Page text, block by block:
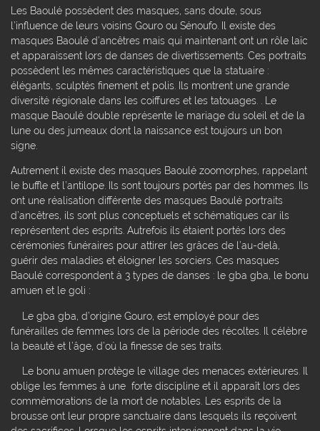
Les Baoulé possèdent des masques, sans doute, sous
l’influence de leurs voisins Gouro ou Sénoufo. Il existe des
masques Baoulé d’ancêtres mais qui maintenant ont un rôle laïc
et apparaissent lors de danses de divertissements. Ces portraits
possèdent les mêmes caractéristiques que la statuaire :
élégants, sculptés finement et polis. Ils montrent une grande
diversité régionale dans les coiffures et les tatouages. . Le
masque Baoulé double représente le mariage du soleil et de la
lune ou des jumeaux dont la naissance est toujours un bon
signe.
Autrement il existe des masques Baoulé zoomorphes, rappelant
le buffle et l’antilope. Ils sont toujours portés par des hommes. Ils
ont une réalisation différente des masques Baoulé portraits
d’ancêtres, ils sont plus conceptuels et schématiques car ils
représentent des esprits. Autrefois ils étaient portés lors des
cérémonies funéraires pour attirer les grâces de l’au-delà,
guérir des maladies et éloigner les sorciers. Ces masques
Baoulé correspondent à 3 types de danses : le gba gba, le bonu
amuen et le goli :
Le gba gba, d’origine Gouro, est employé pour des
funérailles de femmes lors de la période des récoltes. Il célèbre
la beauté et l’âge, d’où la finesse de ses traits.
Le bonu amuen protège le village des menaces extérieures. Il
oblige les femmes à une forte discipline et il apparaît lors des
commémorations de la mort de notables. Les esprits de la
brousse ont leur propre sanctuaire dans lesquels ils reçoivent